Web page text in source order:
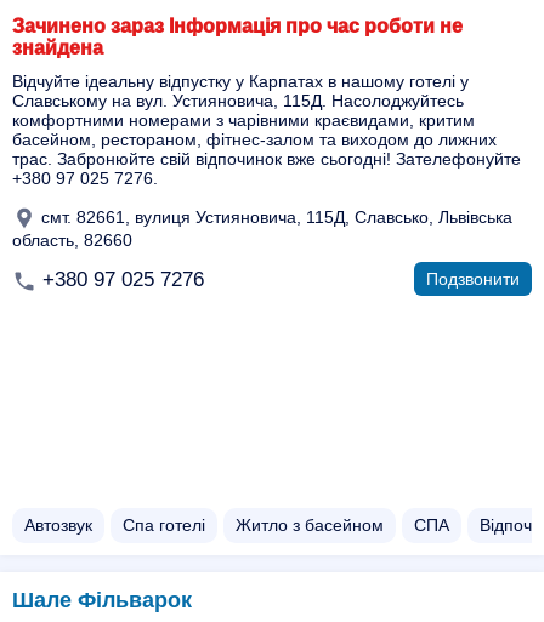
Зачинено зараз Інформація про час роботи не
знайдена
Відчуйте ідеальну відпустку у Карпатах в нашому готелі у
Славському на вул. Устияновича, 115Д. Насолоджуйтесь
комфортними номерами з чарівними краєвидами, критим
басейном, рестораном, фітнес-залом та виходом до лижних
трас. Забронюйте свій відпочинок вже сьогодні! Зателефонуйте
+380 97 025 7276.
смт. 82661, вулиця Устияновича, 115Д, Славсько, Львівська
область, 82660
+380 97 025 7276 Подзвонити
Автозвук Спа готелі Житло з басейном​ СПА
Шале Фільварок